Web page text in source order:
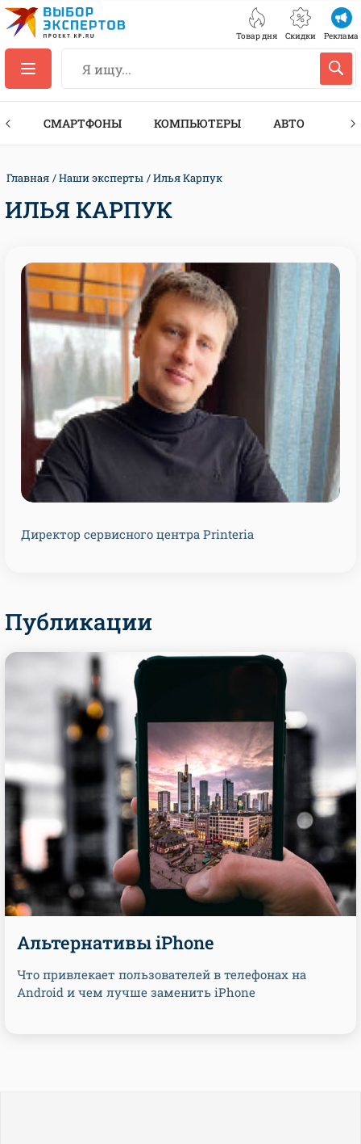
Товар дня Скидки Реклама
СМАРТФОНЫ КОМПЬЮТЕРЫ АВТО
Главная Наши эксперты Илья Карпук
ИЛЬЯ КАРПУК
Директор сервисного центра Printeria
Публикации
Альтернативы iPhone
Что привлекает пользователей в телефонах на
Android и чем лучше заменить iPhone